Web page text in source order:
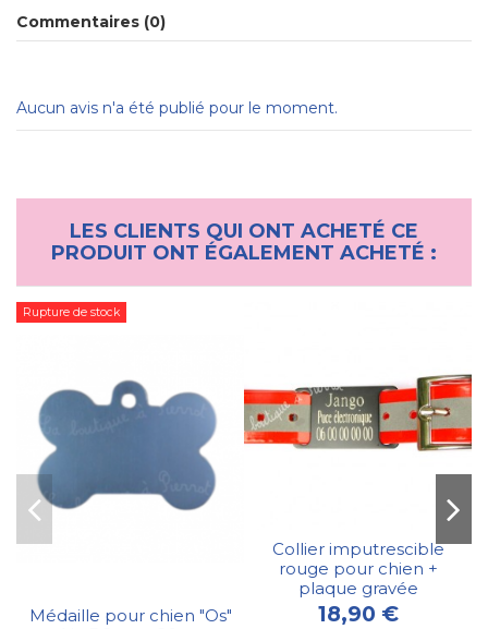
Commentaires (0)
Aucun avis n'a été publié pour le moment.
LES CLIENTS QUI ONT ACHETÉ CE
PRODUIT ONT ÉGALEMENT ACHETÉ :
Rupture de stock
Médaille pour chien "Os"
Collier imputrescible
rouge pour chien +
plaque gravée
18,90 €